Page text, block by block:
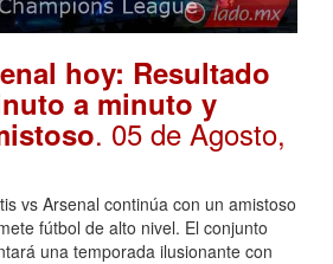
hoy: Resultado
a minuto y
. 05 de Agosto,
vs Arsenal continúa con un amistoso
fútbol de alto nivel. El conjunto
una temporada ilusionante con